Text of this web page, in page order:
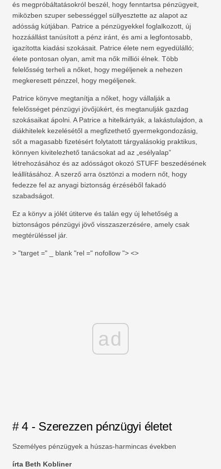
és megpróbáltatásokról beszél, hogy fenntartsa pénzügyeit,
miközben szuper sebességgel süllyesztette az alapot az
adósság kútjában. Patrice a pénzügyekkel foglalkozott, új
hozzáállást tanúsított a pénz iránt, és ami a legfontosabb,
igazította kiadási szokásait. Patrice élete nem egyedülálló;
élete pontosan olyan, amit ma nők milliói élnek. Több
felelősség terheli a nőket, hogy megéljenek a nehezen
megkeresett pénzzel, hogy megéljenek.
Patrice könyve megtanítja a nőket, hogy vállalják a
felelősséget pénzügyi jövőjükért, és megtanulják gazdag
szokásaikat ápolni. A Patrice a hitelkártyák, a lakástulajdon, a
diákhitelek kezelésétől a megfizethető gyermekgondozásig,
sőt a magasabb fizetésért folytatott tárgyalásokig praktikus,
könnyen kivitelezhető tanácsokat ad az „esélyalap”
létrehozásához és az adósságot okozó STUFF beszedésének
leállításához. A szerző arra ösztönzi a modern nőt, hogy
fedezze fel az anyagi biztonság érzéséből fakadó
szabadságot.
Ez a könyv a jólét útiterve és talán egy új lehetőség a
biztonságos pénzügyi jövő visszaszerzésére, amely csak
megtérüléssel jár.
> "target =" _ blank "rel =" nofollow "> <>
ad
# 4 - Szerezzen pénzügyi életet
Személyes pénzügyek a húszas-harmincas években
írta Beth Kobliner